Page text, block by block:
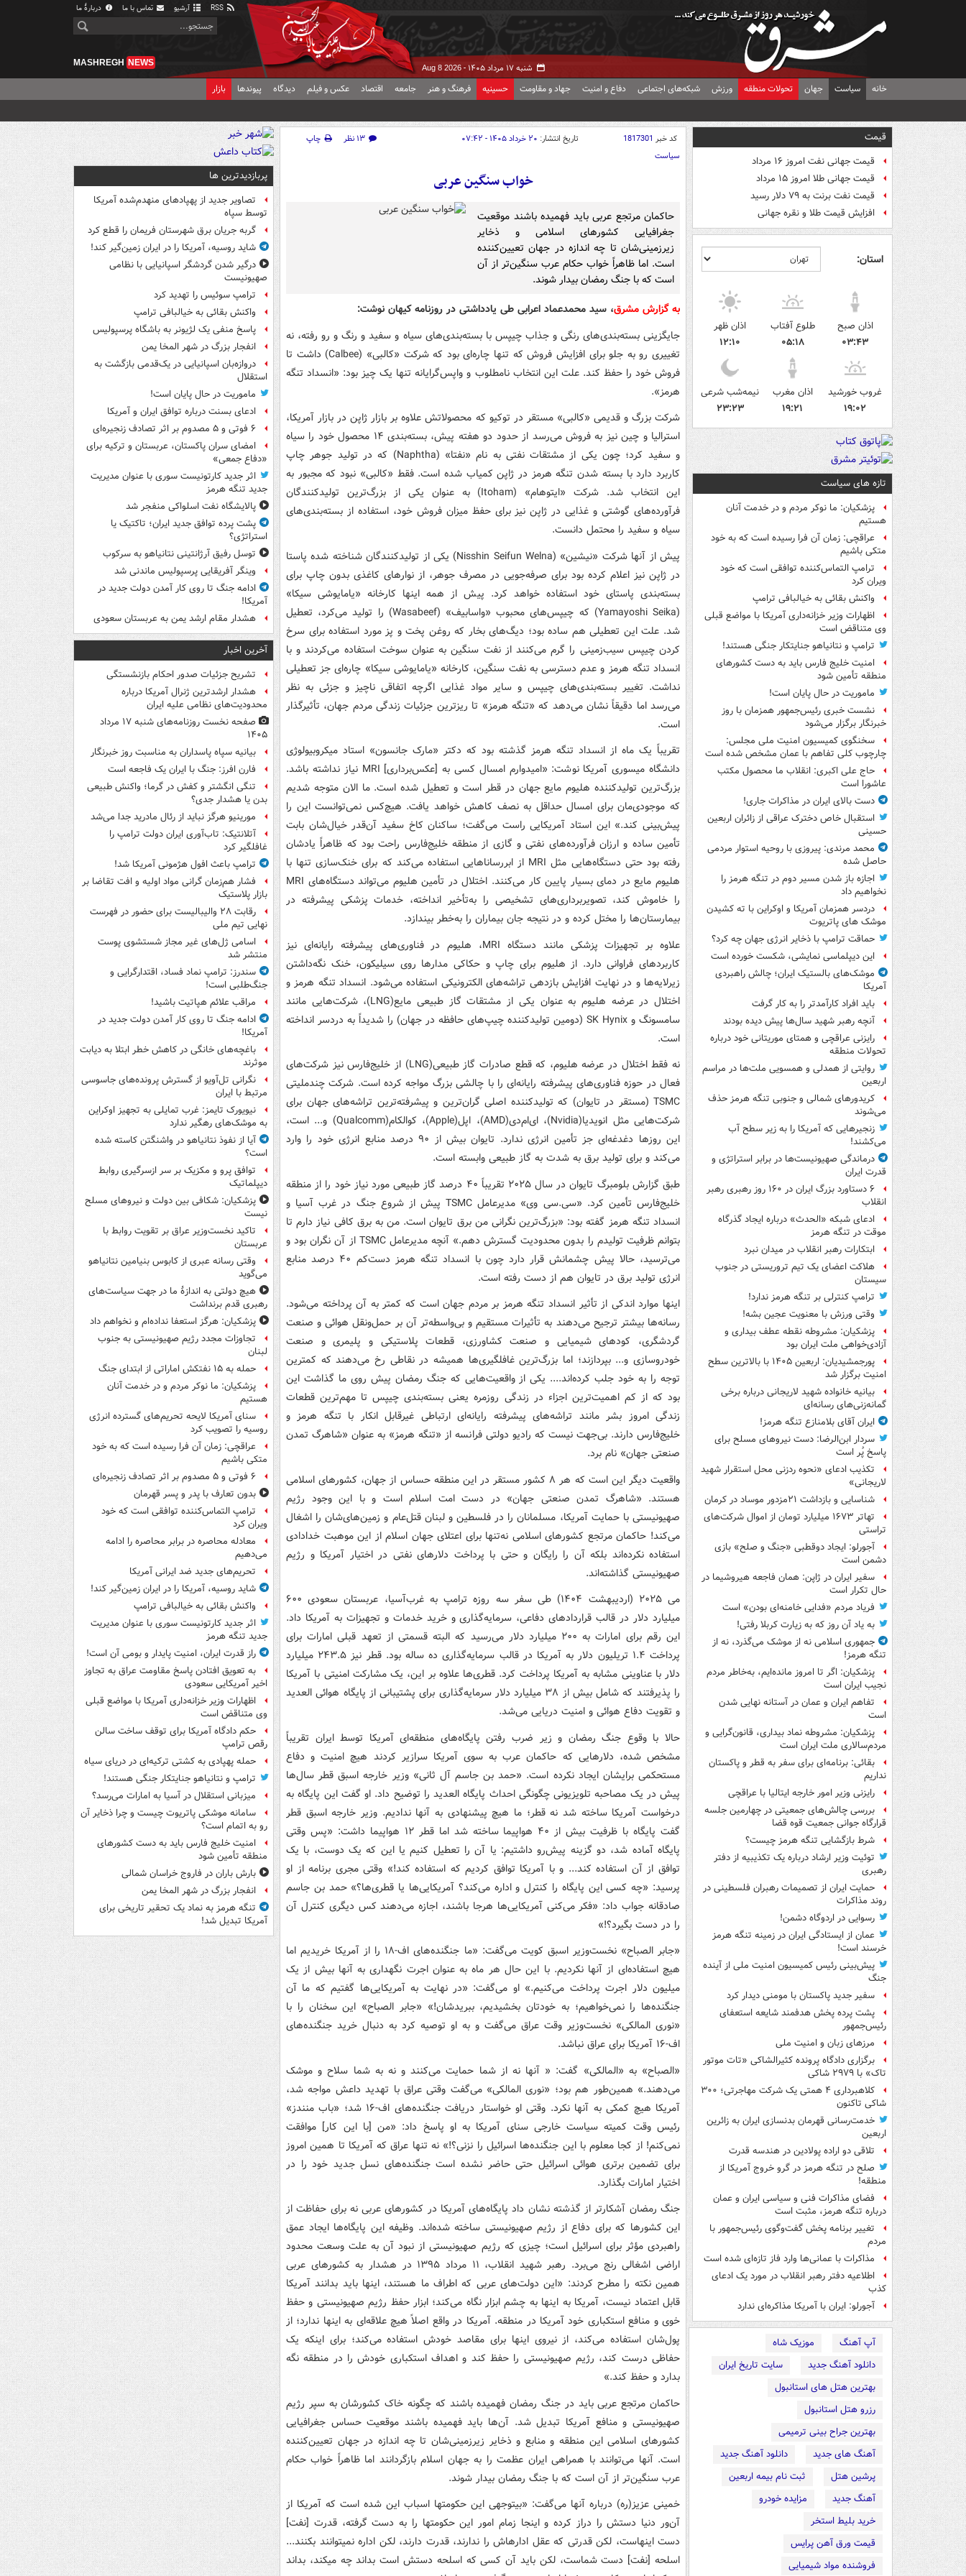
آرشیو تماس با ما دربارهٔ ما
شنبه ۱۷ مرداد ۱۴۰۵ - Aug 8 2026
MASHREGH NEWS
خانه سیاست جهان تحولات منطقه ورزش شبکه‌های اجتماعی دفاع و امنیت جهاد و مقاومت حسینیه فرهنگ و هنر جامعه اقتصاد عکس و فیلم دیدگاه پیوندها بازار
قیمت
قیمت جهانی نفت امروز ۱۶ مرداد
قیمت جهانی طلا امروز ۱۵ مرداد
قیمت نفت برنت به ۷۹ دلار رسید
افزایش قیمت طلا و نقره جهانی
استان:
اذان صبح
۰۳:۴۳
طلوع آفتاب
۰۵:۱۸
اذان ظهر
۱۲:۱۰
غروب خورشید
۱۹:۰۲
اذان مغرب
۱۹:۲۱
نیمه‌شب شرعی
۲۳:۲۳
تازه های سیاست
پزشکیان: ما نوکر مردم و در خدمت آنان
هستیم
عراقچی: زمان آن فرا رسیده است که به خود
متکی باشیم
ترامپ التماس‌کننده توافقی است که خود
ویران کرد
واکنش بقائی به خیالبافی ترامپ
اظهارات وزیر خزانه‌داری آمریکا با مواضع قبلی
وی متناقض است
ترامپ و نتانیاهو جنایتکار جنگی هستند!
امنیت خلیج فارس باید به دست کشورهای
منطقه تأمین شود
ماموریت در حال پایان است!
نشست خبری رئیس‌جمهور همزمان با روز
خبرنگار برگزار می‌شود
سخنگوی کمیسیون امنیت ملی مجلس:
چارچوب کلی تفاهم با عمان مشخص شده است
حاج علی اکبری: انقلاب ما محصول مکتب
عاشورا است
دست بالای ایران در مذاکرات جاری!
استقبال خاص دخترک عراقی از زائران اربعین
حسینی
محمد مرندی: پیروزی با روحیه استوار مردمی
حاصل شده
اجازه باز شدن مسیر دوم در تنگه هرمز را
نخواهیم داد
دردسر همزمان آمریکا و اوکراین با ته کشیدن
موشک های پاتریوت
حماقت ترامپ با ذخایر انرژی جهان چه کرد؟
این دیپلماسی نمایشی، شکست خورده است
موشک‌های بالستیک ایران؛ چالش راهبردی
آمریکا
باید افراد کارآمدتر را به کار گرفت
آنچه رهبر شهید سال‌ها پیش دیده بودند
رایزنی عراقچی و همتای موریتانی خود درباره
تحولات منطقه
روایتی از همدلی و همسویی ملت‌ها در مراسم
اربعین
کریدورهای شمالی و جنوبی تنگه هرمز حذف
می‌شوند
زنجیرهایی که آمریکا را به زیر سطح آب
می‌کشند!
درماندگی صهیونیست‌ها در برابر استراتژی و
قدرت ایران
۶ دستاورد بزرگ ایران در ۱۶۰ روز رهبری رهبر
انقلاب
ادعای شبکه «الحدث» درباره ایجاد گذرگاه
موقت در تنگه هرمز
ابتکارات رهبر انقلاب در میدان نبرد
هلاکت اعضای یک تیم تروریستی در جنوب
سیستان
ترامپ کنترلی بر تنگه هرمز ندارد!
وقتی ورزش با معنویت عجین بشه!
پزشکیان: مشروطه نقطه عطف بیداری و
آزادی‌خواهی ملت ایران بود
پورجمشیدیان: اربعین ۱۴۰۵ با بالاترین سطح
امنیت برگزار شد
بیانیه خانواده شهید لاریجانی درباره برخی
گمانه‌زنی‌های رسانه‌ای
ایران آقای بلامنازع تنگه هرمز!
سردار ابن‌الرضا: دست نیروهای مسلح برای
پاسخ پُر است
تکذیب ادعای «نحوه ردزنی محل استقرار شهید
لاریجانی»
شناسایی و بازداشت ۲۱مزدور موساد در کرمان
تهاتر ۱۶۷۳ میلیارد تومان از اموال شرکت‌های
تراستی
آجورلو: ایجاد دوقطبی «جنگ و صلح‌» بازی
دشمن است
سفیر ایران در ژاپن: همان فاجعه هیروشیما در
حال تکرار است
فریاد مردم «فدایی خامنه‌ای بودن» است
به یاد آن روز که به زیارت کربلا رفتی!
جمهوری اسلامی نه از موشک می‌گذرد، نه از
تنگه هرمز!
پزشکیان: اگر تا امروز مانده‌ایم، به‌خاطر مردم
نجیب ایران است
تفاهم ایران و عمان در آستانه نهایی شدن
است
پزشکیان: مشروطه نماد بیداری، قانون‌گرایی و
مردم‌سالاری ملت ایران است
بقائی: برنامه‌ای برای سفر به قطر و پاکستان
نداریم
رایزنی وزیر امور خارجه ایتالیا با عراقچی
بررسی چالش‌های جمعیتی در چهارمین جلسه
قرارگاه جوانی جمعیت قوه قضا
شرط بازگشایی تنگه هرمز چیست؟
توئیت وزیر ارشاد درباره یک تکذیبیه از دفتر
رهبری
حمایت ایران از تصمیمات رهبران فلسطینی در
روند مذاکرات
رسوایی در اردوگاه دشمن!
عمان از ایستادگی ایران در زمینه تنگه هرمز
خرسند است!
پیش‌بینی رئیس کمیسیون امنیت ملی از آینده
جنگ
سفیر جدید پاکستان با مومنی دیدار کرد
پشت پرده پخش هدفمند شایعه استعفای
رئیس‌جمهور
مرزهای زبان و امنیت ملی
برگزاری دادگاه پرونده کثیرالشاکی «تات موتور
تاک» با ۲۹۷۹ شاکی
کلاهبرداری ۴ همتی یک شرکت مهاجرتی؛ ۳۰۰
شاکی تاکنون
خدمت‌رسانی قهرمان بدنسازی ایران به زائرین
اربعین
تلاقی دو اراده پولادین در هندسه قدرت
صلح در تنگه هرمز در گرو خروج آمریکا از
منطقه!
فضای مذاکرات فنی و سیاسی ایران و عمان
درباره تنگه هرمز، مثبت است
تغییر برنامه پخش گفت‌وگوی رئیس‌جمهور با
مردم
مذاکرات با عمانی‌ها وارد فاز تازه‌ای شده است
اطلاعیه دفتر رهبر انقلاب در مورد یک ادعای
کذب
آجورلو: ایران با آمریکا مذاکره‌ای ندارد
آپ آهنگ
موزیک شاه
دانلود آهنگ جدید
سایت تاریخ ایران
بهترین هتل های استانبول
رزرو هتل استانبول
بهترین جراح بینی ترمیمی
آهنگ های جدید
دانلود آهنگ جدید
پرشین هتل
ثبت نام بیمه اربعین
آهنگ جدید
مزایده خودرو
خرید بلیط استخر
قیمت ورق آهن پرایس
فروشنده مواد شیمیایی
کد خبر 1817301 تاریخ انتشار: ۲۰ خرداد ۱۴۰۵ - ۰۷:۴۲ ۱۳ نظر
چاپ
سیاست
خواب سنگین عربی
حاکمان مرتجع عربی باید فهمیده باشند موقعیت
جغرافیایی‌ کشورهای اسلامی و ذخایر
زیرزمینی‌شان تا چه اندازه در جهان تعیین‌کننده
است. اما ظاهراً خواب حکام عرب سنگین‌تر از آن
است که با جنگ رمضان بیدار شوند.
به گزارش مشرق، سید محمدعماد اعرابی طی یادداشتی در روزنامه کیهان نوشت:
جایگزینی بسته‌بندی‌های رنگی و جذاب چیپس با بسته‌بندی‌های سیاه و سفید و رنگ و رو رفته، نه
تغییری رو به جلو برای افزایش فروش که تنها چاره‌ای بود که شرکت «کالبی» (Calbee) داشت تا
فروش خود را حفظ کند. علت این انتخاب نامطلوب و واپس‌گرایانه تنها یک چیز بود: «انسداد تنگه
هرمز».
شرکت بزرگ و قدیمی «کالبی» مستقر در توکیو که محصولاتش علاوه ‌بر بازار ژاپن در بازار آمریکا،
استرالیا و چین نیز به فروش می‌رسد از حدود دو هفته پیش، بسته‌بندی ۱۴ محصول خود را سیاه
و سفید کرد؛ چون یکی از مشتقات نفتی به نام «نفتا» (Naphtha) که در تولید جوهر چاپ
کاربرد دارد با بسته شدن تنگه هرمز در ژاپن کمیاب شده است. فقط «کالبی» نبود که مجبور به
این انتخاب شد. شرکت «ایتوهام» (Itoham) به عنوان یکی از بزرگ‌ترین تولیدکنندگان
فرآورده‌های گوشتی و غذایی در ژاپن نیز برای حفظ میزان فروش خود، استفاده از بسته‌بندی‌های
سیاه و سفید را محتمل دانست.
پیش از آنها شرکت «نیشین» (Nisshin Seifun Welna) یکی از تولیدکنندگان شناخته شده پاستا
در ژاپن نیز اعلام کرده بود برای صرفه‌جویی در مصرف جوهر، از نوارهای کاغذی بدون چاپ برای
بسته‌بندی پاستای خود استفاده خواهد کرد. پیش از همه اینها کارخانه «یامایوشی سیکا»
(Yamayoshi Seika) که چیپس‌های محبوب «واسابیف» (Wasabeef) را تولید می‌کرد، تعطیل
شد. علت این تعطیلی هم ساده بود؛ دیگ‌های بخار که روغن پخت و پز مورد استفاده برای سرخ
کردن چیپس سیب‌زمینی را گرم می‌کنند از نفت سنگین به عنوان سوخت استفاده می‌کردند و با
انسداد تنگه هرمز و عدم دسترسی به نفت سنگین، کارخانه «یامایوشی سیکا» چاره‌ای جز تعطیلی
نداشت. تغییر بسته‌بندی‌های چیپس و سایر مواد غذایی اگرچه اتفاقی ناچیز و جزئی به نظر
می‌رسد اما دقیقاً نشان می‌دهد که «تنگه هرمز» تا ریزترین جزئیات زندگی مردم جهان، تأثیرگذار
است.
تقریباً یک ماه از انسداد تنگه هرمز گذشته بود که دکتر «مارک جانسون» استاد میکروبیولوژی
دانشگاه میسوری آمریکا نوشت: «امیدوارم امسال کسی به [عکس‌برداری] MRI نیاز نداشته باشد.
بزرگ‌ترین تولیدکننده هلیوم مایع جهان در قطر است و تعطیل شده است. ما الان متوجه شدیم
که موجودی‌مان برای امسال حداقل به نصف کاهش خواهد یافت. هیچ‌کس نمی‌توانست این را
پیش‌بینی کند.» این استاد آمریکایی راست می‌گفت؛ ساکنان کاخ سفید آن‌قدر خیال‌شان بابت
تأمین ساده و ارزان فرآورده‌های نفتی و گازی از منطقه خلیج‌فارس راحت بود که ظاهراً یادشان
رفته بود حتی دستگاه‌هایی مثل MRI از ابررساناهایی استفاده می‌کند که برای خنک‌سازی تنها با
هلیوم مایع در دمای بسیار پایین کار می‌کنند. اختلال در تأمین هلیوم می‌تواند دستگاه‌های MRI
را خاموش کند، تصویربرداری‌های تشخیصی را به‌تأخیر انداخته، خدمات پزشکی پیشرفته در
بیمارستان‌ها را مختل کرده و در نتیجه جان بیماران را به‌خطر بیندازد.
علاوه‌ بر تجهیزات پزشکی مانند دستگاه MRI، هلیوم در فناوری‌های پیشرفته رایانه‌ای نیز
کاربردهای فراوانی دارد. از هلیوم برای چاپ و حکاکی مدارها روی سیلیکون، خنک نگه‌داشتن
زیرلایه‌ها و در نهایت افزایش بازدهی تراشه‌های الکترونیکی استفاده می‌شود. انسداد تنگه هرمز و
اختلال در عرضه هلیوم به عنوان یکی از مشتقات گاز طبیعی مایع(LNG)، شرکت‌هایی مانند
سامسونگ و SK Hynix (دومین تولیدکننده چیپ‌های حافظه در جهان) را شدیداً به دردسر انداخته
است.
نه فقط اختلال در عرضه هلیوم، که قطع صادرات گاز طبیعی(LNG) از خلیج‌فارس نیز شرکت‌های
فعال در حوزه فناوری‌های پیشرفته رایانه‌ای را با چالشی بزرگ مواجه کرده است. شرکت چندملیتی
TSMC (مستقر در تایوان) که تولیدکننده اصلی گران‌ترین و پیشرفته‌ترین تراشه‌های جهان برای
شرکت‌هایی مثل انویدیا(Nvidia)، ای‌ام‌دی(AMD)، اپل(Apple)، کوالکام(Qualcomm) و... است،
این روزها دغدغه‌ای جز تأمین انرژی ندارد. تایوان بیش از ۹۰ درصد منابع انرژی خود را وارد
می‌کند و برای تولید برق به شدت به گاز طبیعی وابسته است.
طبق گزارش بلومبرگ تایوان در سال ۲۰۲۵ تقریباً ۴۰ درصد گاز طبیعی مورد نیاز خود را از منطقه
خلیج‌فارس تأمین کرد. «سی‌.سی وی» مدیرعامل TSMC پیش از شروع جنگ در غرب آسیا و
انسداد تنگه هرمز گفته بود: «بزرگ‌ترین نگرانی من برق تایوان است. من به برق کافی نیاز دارم تا
بتوانم ظرفیت تولیدم را بدون محدودیت گسترش دهم.» آنچه مدیرعامل TSMC از آن نگران بود و
می‌ترسید، حالا پیش چشمانش قرار دارد چون با انسداد تنگه هرمز دست‌کم ۴۰ درصد منابع
انرژی تولید برق در تایوان هم از دست رفته است.
اینها موارد اندکی از تأثیر انسداد تنگه هرمز بر مردم جهان است که کمتر به آن پرداخته می‌شود.
رسانه‌ها بیشتر ترجیح می‌دهند به تأثیرات مستقیم و بی‌واسطه‌تر آن بر حمل‌ونقل هوائی و صنعت
گردشگری، کودهای شیمیایی و صنعت کشاورزی، قطعات پلاستیکی و پلیمری و صنعت
خودروسازی و... بپردازند؛ اما بزرگ‌ترین غافلگیری‌ها همیشه در نقاطی رخ می‌دهند که کمترین
توجه را به خود جلب کرده‌اند.... یکی از واقعیت‌هایی که جنگ رمضان پیش روی ما گذاشت این
بود که از کم اهمیت‌ترین اجزاء در زندگی روزمره یعنی بسته‌بندی چیپس تا مهم‌ترین قطعات
زندگی امروز بشر مانند تراشه‌های پیشرفته رایانه‌ای ارتباطی غیرقابل انکار با تنگه هرمز و
خلیج‌فارس دارند. بی‌جهت نیست که رادیو دولتی فرانسه از «تنگه هرمز» به عنوان «شاهرگ تمدن
صنعتی جهان» نام برد.
واقعیت دیگر این است که هر ۸ کشور مستقر در این منطقه حساس از جهان، کشورهای اسلامی
هستند. «شاهرگ تمدن صنعتی جهان» در دست امت اسلام است و با این وجود رژیم
صهیونیستی با حمایت آمریکا، مسلمانان را در فلسطین و لبنان قتل‌عام و زمین‌های‌شان را اشغال
می‌کند! حاکمان مرتجع کشورهای اسلامی نه‌تنها برای اعتلای جهان اسلام از این موهبت خدادادی
استفاده نکرده‌اند بلکه آن را رایگان و حتی با پرداخت دلارهای نفتی در اختیار آمریکا و رژیم
صهیونیستی گذاشته‌اند.
می ۲۰۲۵ (اردیبهشت ۱۴۰۴) طی سفر سه روزه ترامپ به غرب‌آسیا، عربستان سعودی ۶۰۰
میلیارد دلار در قالب قراردادهای دفاعی، سرمایه‌گذاری و خرید خدمات و تجهیزات به آمریکا داد.
این رقم برای امارات به ۲۰۰ میلیارد دلار می‌رسید که البته قسمتی از تعهد قبلی امارات برای
پرداخت ۱.۴ تریلیون دلار به آمریکا در قالب سرمایه‌گذاری ده ساله بود. قطر نیز ۲۴۳.۵ میلیارد
دلار با عناوینی مشابه به آمریکا پرداخت کرد. قطری‌ها علاوه ‌بر این، یک مشارکت امنیتی با آمریکا
را پذیرفتند که شامل بیش از ۳۸ میلیارد دلار سرمایه‌گذاری برای پشتیبانی از پایگاه هوائی العدید
و تقویت دفاع هوائی و امنیت دریایی می‌شد.
حالا با وقوع جنگ رمضان و زیر ضرب رفتن پایگاه‌های منطقه‌ای آمریکا توسط ایران تقریباً
مشخص شده، دلارهایی که حاکمان عرب به سوی آمریکا سرازیر کردند هیچ امنیت و دفاع
مستحکمی برایشان ایجاد نکرده است. «حمد بن جاسم آل ثانی» وزیر خارجه اسبق قطر سال‌ها
پیش در یک مصاحبه تلویزیونی چگونگی احداث پایگاه العدید را توضیح داد. او گفت این پایگاه به
درخواست آمریکا ساخته شد نه قطر؛ ما هیچ پیشنهادی به آنها ندادیم. وزیر خارجه اسبق قطر
گفت پایگاه با ظرفیت بیش از ۴۰ هواپیما ساخته شد اما قطر ۱۲ هواپیما داشت: «پس وقتی
پایگاه آماده شد، دو گزینه پیش‌رو داشتیم: یا آن را تعطیل کنیم یا این که یک دوست، با یک
توافق از آن استفاده کند... و با آمریکا توافق کردیم که استفاده کند!» وقتی مجری برنامه از او
پرسید: «چه کسی این پایگاه را کنترل و اداره می‌کند؟ آمریکایی‌ها یا قطری‌ها؟» حمد بن جاسم
صادقانه جواب داد: «فکر می‌کنی آمریکایی‌ها هرجا باشند، اجازه می‌دهند کس دیگری کنترل آن
را در دست بگیرد؟!»
«جابر الصباح» نخست‌وزیر اسبق کویت می‌گفت: «ما جنگنده‌های اف-۱۸ را از آمریکا خریدیم اما
هیچ استفاده‌ای از آنها نکردیم. با این حال هر ماه به عنوان اجرت نگهداری به آنها بیش از یک
میلیون دلار اجرت پرداخت می‌کنیم.» او می‌گفت: «در نهایت به آمریکایی‌ها گفتیم که ما آن
جنگنده‌ها را نمی‌خواهیم؛ به خودتان بخشیدیم، ببریدشان!» «جابر الصباح» این سخنان را با
«نوری المالکی» نخست‌وزیر وقت عراق می‌گفت و به او توصیه کرد به دنبال خرید جنگنده‌های
اف-۱۶ آمریکا برای عراق نباشد.
«الصباح» به «المالکی» گفت: « آنها نه از شما حمایت می‌کنند و نه به شما سلاح و موشک
می‌دهند.» همین‌طور هم بود؛ «نوری المالکی» می‌گفت وقتی عراق با تهدید داعش مواجه شد،
آمریکا هیچ کمکی به آنها نکرد. وقتی او خواستار دریافت جنگنده‌های اف-۱۶ شد؛ «باب منندز»
رئیس وقت کمیته سیاست خارجی سنای آمریکا به او پاسخ داد: «من [با این کار] موافقت
نمی‌کنم! از کجا معلوم با این جنگنده‌ها اسرائیل را نزنی؟!» نه تنها عراق که آمریکا تا همین امروز
برای تضمین برتری هوائی اسرائیل حتی حاضر نشده است جنگنده‌های نسل جدید خود را در
اختیار امارات بگذارد.
جنگ رمضان آشکارتر از گذشته نشان داد پایگاه‌های آمریکا در کشورهای عربی نه برای حفاظت از
این کشورها که برای دفاع از رژیم صهیونیستی ساخته شده‌اند. وظیفه این پایگاه‌ها ایجاد عمق
راهبردی مؤثر برای اسرائیل است؛ چیزی که رژیم صهیونیستی از نبود آن به علت وسعت محدود
اراضی اشغالی رنج می‌برد. رهبر شهید انقلاب، ۱۱ مرداد ۱۳۹۵ در هشدار به کشورهای عربی
همین نکته را مطرح کردند: «این دولت‌های عربی که اطراف ما هستند، اینها باید بدانند آمریکا
قابل اعتماد نیست، آمریکا به اینها به چشم ابزار نگاه می‌کند؛ ابزار حفظ رژیم صهیونیستی و حفظ
خوی و منافع استکباری خود آمریکا در منطقه. آمریکا در واقع اصلاً هیچ علاقه‌ای به اینها ندارد؛ از
پول‌شان استفاده می‌کند، از نیروی اینها برای مقاصد خودش استفاده می‌کند؛ برای اینکه یک
حفاظی درست کند، رژیم صهیونیستی را حفظ کند و اهداف استکباری خودش را در منطقه نگه
بدارد و حفظ کند.»
حاکمان مرتجع عربی باید در جنگ رمضان فهمیده باشند که چگونه خاک کشورشان به سپر رژیم
صهیونیستی و منافع آمریکا تبدیل شد. آن‌ها باید فهمیده باشند موقعیت حساس جغرافیایی‌
کشورهای اسلامی این منطقه و منابع و ذخایر زیرزمینی‌شان تا چه اندازه در جهان تعیین‌کننده
است. آنها می‌توانند با همراهی ایران عظمت را به جهان اسلام بازگردانند اما ظاهراً خواب حکام
عرب سنگین‌تر از آن است که با جنگ رمضان بیدار شوند.
خمینی عزیز(ره) درباره آنها می‌گفت: «بی‏توجهی این حکومت‏ها اسباب این شده است که آمریکا از
آن‌ور دنیا دستش را دراز کرده و اینجا زمام امور این حکومت‏ها را به دست گرفته، قدرت [نفت]
دست اینهاست، لکن قدرتی که عقل اداره‏اش را ندارند، قدرت دارند، لکن اداره نمی‏توانند بکنند...
اسلحه [نفت] دست شماست، لکن باید آن کسی که اسلحه دستش است بداند چه می‏کند، بداند
پربازدیدترین ها
تصاویر جدید از پهپادهای منهدم‌شده آمریکا
توسط سپاه
گربه جریان برق شهرستان فریمان را قطع کرد
شاید روسیه، آمریکا را در ایران زمین‌گیر کند!
درگیر شدن گردشگر اسپانیایی با نظامی
صهیونیست
ترامپ سوئیس را تهدید کرد
واکنش بقائی به خیالبافی ترامپ
پاسخ منفی یک لژیونر به باشگاه پرسپولیس
انفجار بزرگ در شهر المخا یمن
دروازه‌بان اسپانیایی در یک‌قدمی بازگشت به
استقلال
ماموریت در حال پایان است!
ادعای بسنت درباره توافق ایران و آمریکا
۶ فوتی و ۵ مصدوم بر اثر تصادف زنجیره‌ای
امضای سران پاکستان، عربستان و ترکیه برای
«دفاع جمعی»
اثر جدید کارتونیست سوری با عنوان مدیریت
جدید تنگه هرمز
پالایشگاه نفت اسلواکی منفجر شد
پشت پرده توافق جدید ایران؛ تاکتیک یا
استراتژی؟
توسل رفیق آرژانتینی نتانیاهو به سرکوب
وینگر آفریقایی پرسپولیس ماندنی شد
ادامه جنگ تا روی کار آمدن دولت جدید در
آمریکا!
هشدار مقام ارشد یمن به عربستان سعودی
آخرین اخبار
تشریح جزئیات صدور احکام بازنشستگی
هشدار ارشدترین ژنرال آمریکا درباره
محدودیت‌های نظامی علیه ایران
صفحه نخست روزنامه‌های شنبه ۱۷ مرداد
۱۴۰۵
بیانیه سپاه پاسداران به مناسبت روز خبرنگار
فارن افرز: جنگ با ایران یک فاجعه است
تنگی انگشتر و کفش در گرما؛ واکنش طبیعی
بدن یا هشدار جدی؟
مورینیو هرگز نباید از رئال مادرید جدا می‌شد
آتلانتیک: تاب‌آوری ایران دولت ترامپ را
غافلگیر کرد
ترامپ باعث افول هژمونی آمریکا شد!
فشار هم‌زمان گرانی مواد اولیه و افت تقاضا بر
بازار پلاستیک
رقابت ۲۸ والیبالیست برای حضور در فهرست
نهایی تیم ملی
اسامی ژل‌های غیر مجاز شستشوی پوست
منتشر شد
سندرز: ترامپ نماد فساد، اقتدارگرایی و
جنگ‌طلبی است!
مراقب علائم هپاتیت باشید!
ادامه جنگ تا روی کار آمدن دولت جدید در
آمریکا!
باغچه‌های خانگی در کاهش خطر ابتلا به دیابت
موثرند
نگرانی تل‌آویو از گسترش پرونده‌های جاسوسی
مرتبط با ایران
نیویورک تایمز: غرب تمایلی به تجهیز اوکراین
به موشک‌های رهگیر ندارد
آیا از نفوذ نتانیاهو در واشنگتن کاسته شده
است؟
توافق پرو و مکزیک بر سر ازسرگیری روابط
دیپلماتیک
پزشکیان: شکافی بین دولت و نیروهای مسلح
نیست
تاکید نخست‌وزیر عراق بر تقویت روابط با
عربستان
وقتی رسانه عبری از کابوس بنیامین نتانیاهو
می‌گوید
هیچ دولتی به اندازۀ ما در جهت سیاست‌های
رهبری قدم برنداشت
پزشکیان: هرگز استعفا نداده‌ام و نخواهم داد
تجاوزات مجدد رژیم صهیونیستی به جنوب
لبنان
حمله به ۱۵ نفتکش‌ اماراتی از ابتدای جنگ
پزشکیان: ما نوکر مردم و در خدمت آنان
هستیم
سنای آمریکا لایحه تحریم‌های گسترده انرژی
روسیه را تصویب کرد
عراقچی: زمان آن فرا رسیده است که به خود
متکی باشیم
۶ فوتی و ۵ مصدوم بر اثر تصادف زنجیره‌ای
بدون تعارف با پدر و پسر قهرمان
ترامپ التماس‌کننده توافقی است که خود
ویران کرد
معادله محاصره در برابر محاصره را ادامه
می‌دهیم
تحریم‌های جدید ضد ایرانی آمریکا
شاید روسیه، آمریکا را در ایران زمین‌گیر کند!
واکنش بقائی به خیالبافی ترامپ
اثر جدید کارتونیست سوری با عنوان مدیریت
جدید تنگه هرمز
راز قدرت ایران، امنیت پایدار و بومی آن است!
به تعویق افتادن پاسخ مقاومت عراق به تجاوز
اخیر آمریکایی سعودی
اظهارات وزیر خزانه‌داری آمریکا با مواضع قبلی
وی متناقض است
حکم دادگاه آمریکا برای توقف ساخت سالن
رقص ترامپ
حمله پهپادی به کشتی ترکیه‌ای در دریای سیاه
ترامپ و نتانیاهو جنایتکار جنگی هستند!
میزبانی استقلال در آسیا به امارات می‌رسد؟
سامانه موشکی پاتریوت چیست و چرا ذخایر آن
رو به اتمام است؟
امنیت خلیج فارس باید به دست کشورهای
منطقه تأمین شود
بارش باران در فاروج خراسان شمالی
انفجار بزرگ در شهر المخا یمن
تنگه هرمز به نماد یک تحقیر تاریخی برای
آمریکا تبدیل شد!